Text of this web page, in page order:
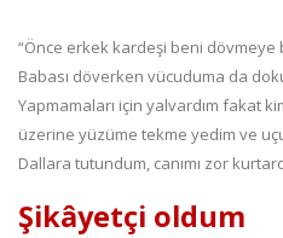
“Önce erkek kardeşi beni dövmeye
Babası döverken vücuduma da
Yapmamaları için yalvardım fakat
üzerine yüzüme tekme yedim ve
Dallara tutundum, canımı zor
Şikâyetçi oldum